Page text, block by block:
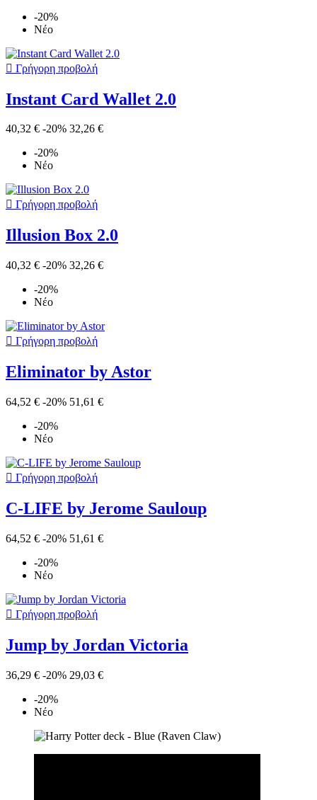
-20%
Νέο
 Γρήγορη προβολή
Instant Card Wallet 2.0
40,32 € -20% 32,26 €
-20%
Νέο
 Γρήγορη προβολή
Illusion Box 2.0
40,32 € -20% 32,26 €
-20%
Νέο
 Γρήγορη προβολή
Eliminator by Astor
64,52 € -20% 51,61 €
-20%
Νέο
 Γρήγορη προβολή
C-LIFE by Jerome Sauloup
64,52 € -20% 51,61 €
-20%
Νέο
 Γρήγορη προβολή
Jump by Jordan Victoria
36,29 € -20% 29,03 €
-20%
Νέο